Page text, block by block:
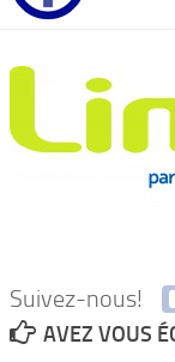
Suivez-nous!
AVEZ VOUS